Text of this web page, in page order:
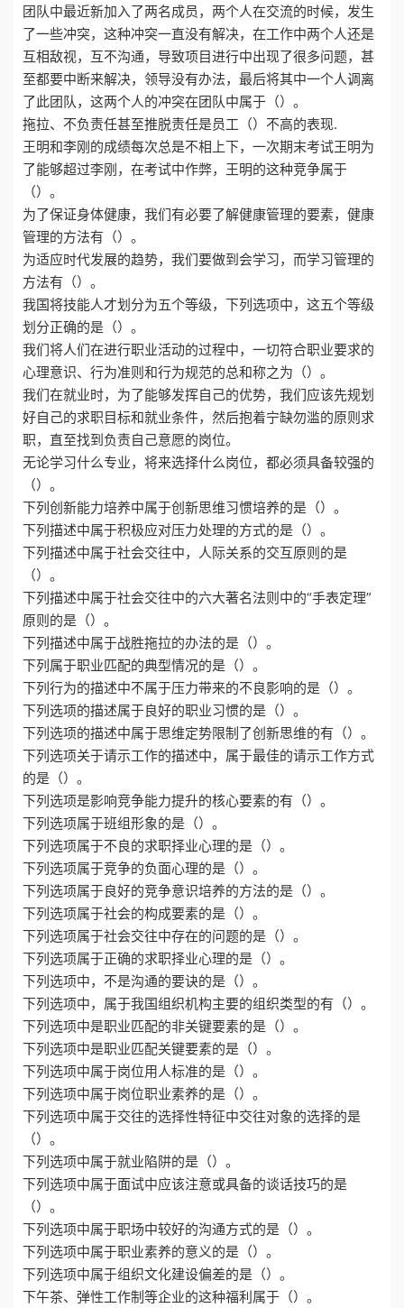
团队中最近新加入了两名成员，两个人在交流的时候，发生
了一些冲突，这种冲突一直没有解决，在工作中两个人还是
互相敌视，互不沟通，导致项目进行中出现了很多问题，甚
至都要中断来解决，领导没有办法，最后将其中一个人调离
了此团队，这两个人的冲突在团队中属于（）。
拖拉、不负责任甚至推脱责任是员工（）不高的表现.
王明和李刚的成绩每次总是不相上下，一次期末考试王明为
了能够超过李刚，在考试中作弊，王明的这种竞争属于
（）。
为了保证身体健康，我们有必要了解健康管理的要素，健康
管理的方法有（）。
为适应时代发展的趋势，我们要做到会学习，而学习管理的
方法有（）。
我国将技能人才划分为五个等级，下列选项中，这五个等级
划分正确的是（）。
我们将人们在进行职业活动的过程中，一切符合职业要求的
心理意识、行为准则和行为规范的总和称之为（）。
我们在就业时，为了能够发挥自己的优势，我们应该先规划
好自己的求职目标和就业条件，然后抱着宁缺勿滥的原则求
职，直至找到负责自己意愿的岗位。
无论学习什么专业，将来选择什么岗位，都必须具备较强的
（）。
下列创新能力培养中属于创新思维习惯培养的是（）。
下列描述中属于积极应对压力处理的方式的是（）。
下列描述中属于社会交往中，人际关系的交互原则的是
（）。
下列描述中属于社会交往中的六大著名法则中的“手表定理”
原则的是（）。
下列描述中属于战胜拖拉的办法的是（）。
下列属于职业匹配的典型情况的是（）。
下列行为的描述中不属于压力带来的不良影响的是（）。
下列选项的描述属于良好的职业习惯的是（）。
下列选项的描述中属于思维定势限制了创新思维的有（）。
下列选项关于请示工作的描述中，属于最佳的请示工作方式
的是（）。
下列选项是影响竞争能力提升的核心要素的有（）。
下列选项属于班组形象的是（）。
下列选项属于不良的求职择业心理的是（）。
下列选项属于竞争的负面心理的是（）。
下列选项属于良好的竞争意识培养的方法的是（）。
下列选项属于社会的构成要素的是（）。
下列选项属于社会交往中存在的问题的是（）。
下列选项属于正确的求职择业心理的是（）。
下列选项中，不是沟通的要诀的是（）。
下列选项中，属于我国组织机构主要的组织类型的有（）。
下列选项中是职业匹配的非关键要素的是（）。
下列选项中是职业匹配关键要素的是（）。
下列选项中属于岗位用人标准的是（）。
下列选项中属于岗位职业素养的是（）。
下列选项中属于交往的选择性特征中交往对象的选择的是
（）。
下列选项中属于就业陷阱的是（）。
下列选项中属于面试中应该注意或具备的谈话技巧的是
（）。
下列选项中属于职场中较好的沟通方式的是（）。
下列选项中属于职业素养的意义的是（）。
下列选项中属于组织文化建设偏差的是（）。
下午茶、弹性工作制等企业的这种福利属于（）。